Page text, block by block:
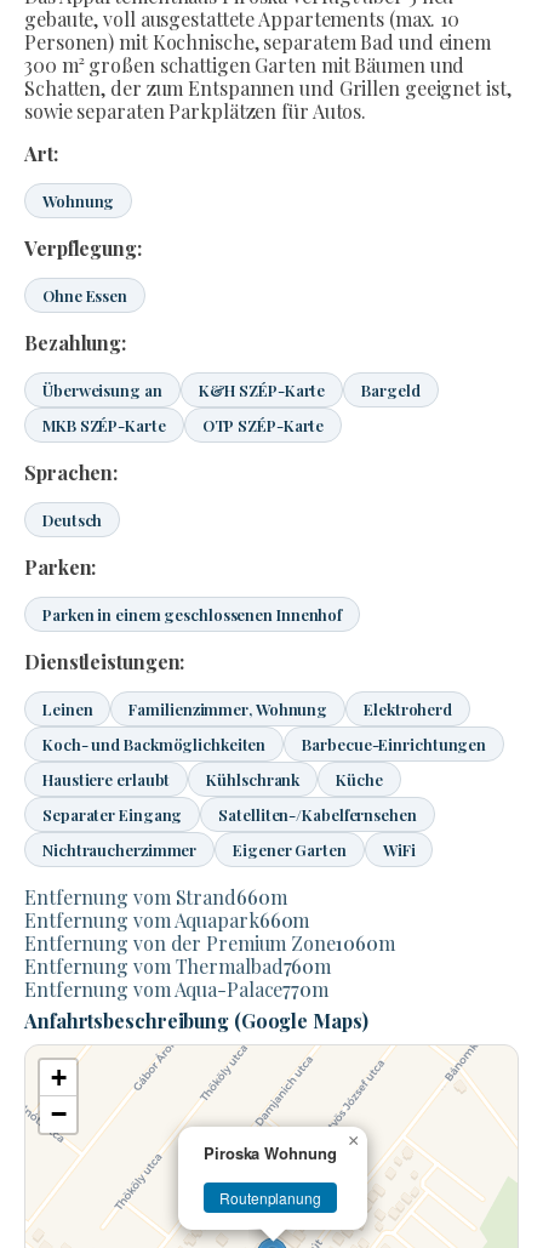
gebaute, voll ausgestattete Appartements (max. 10
Personen) mit Kochnische, separatem Bad und einem
300 m² großen schattigen Garten mit Bäumen und
Schatten, der zum Entspannen und Grillen geeignet ist,
sowie separaten Parkplätzen für Autos.
Art:
Wohnung
Verpflegung:
Ohne Essen
Bezahlung:
Überweisung an K&H SZÉP-Karte
Bargeld
MKB SZÉP-Karte
OTP SZÉP-Karte
Sprachen:
Deutsch
Parken:
Parken in einem geschlossenen Innenhof
Dienstleistungen:
Leinen Familienzimmer, Wohnung
Elektroherd
Koch- und Backmöglichkeiten
Barbecue-Einrichtungen
Haustiere erlaubt
Kühlschrank
Küche
Separater Eingang
Satelliten-/Kabelfernsehen
Nichtraucherzimmer
Eigener Garten WiFi
Entfernung vom Strand660m
Entfernung vom Aquapark660m
Entfernung von der Premium Zone1060m
Entfernung vom Thermalbad760m
Entfernung vom Aqua-Palace770m
Anfahrtsbeschreibung (Google Maps)
Piroska Wohnung
Routenplanung
×
+
−